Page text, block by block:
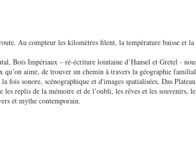
Au compteur les kilomètres filent, la température baisse et
Bois Impériaux – ré-écriture lointaine d’Hansel et Gretel -
aime, de trouver un chemin à travers la géographie
sonore, scénographique et d'images spatialisées, Das
replis de la mémoire et de l’oubli, les rêves et les souvenirs,
et mythe contemporain.